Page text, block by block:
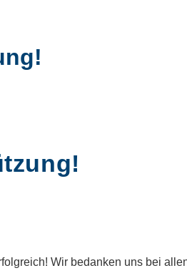
Wir bedanken uns bei